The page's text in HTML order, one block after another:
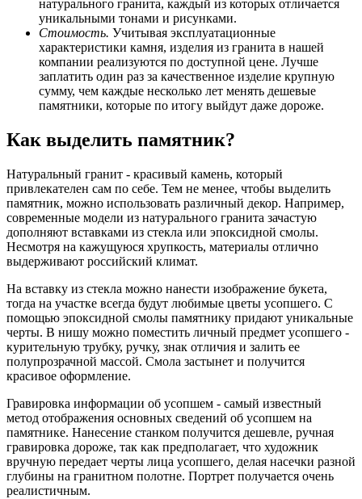
натурального гранита, каждый из которых отличается
уникальными тонами и рисунками.
Стоимость. Учитывая эксплуатационные
характеристики камня, изделия из гранита в нашей
компании реализуются по доступной цене. Лучше
заплатить один раз за качественное изделие крупную
сумму, чем каждые несколько лет менять дешевые
памятники, которые по итогу выйдут даже дороже.
Как выделить памятник?
Натуральный гранит - красивый камень, который
привлекателен сам по себе. Тем не менее, чтобы выделить
памятник, можно использовать различный декор. Например,
современные модели из натурального гранита зачастую
дополняют вставками из стекла или эпоксидной смолы.
Несмотря на кажущуюся хрупкость, материалы отлично
выдерживают российский климат.
На вставку из стекла можно нанести изображение букета,
тогда на участке всегда будут любимые цветы усопшего. С
помощью эпоксидной смолы памятнику придают уникальные
черты. В нишу можно поместить личный предмет усопшего -
курительную трубку, ручку, знак отличия и залить ее
полупрозрачной массой. Смола застынет и получится
красивое оформление.
Гравировка информации об усопшем - самый известный
метод отображения основных сведений об усопшем на
памятнике. Нанесение станком получится дешевле, ручная
гравировка дороже, так как предполагает, что художник
вручную передает черты лица усопшего, делая насечки разной
глубины на гранитном полотне. Портрет получается очень
реалистичным.